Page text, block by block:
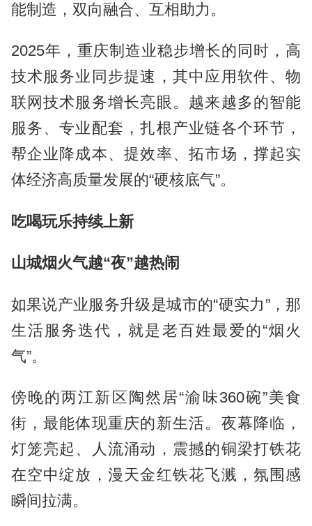
能制造，双向融合、互相助力。
2025年，重庆制造业稳步增长的同时，高
技术服务业同步提速，其中应用软件、物
联网技术服务增长亮眼。越来越多的智能
服务、专业配套，扎根产业链各个环节，
帮企业降成本、提效率、拓市场，撑起实
体经济高质量发展的“硬核底气”。
吃喝玩乐持续上新
山城烟火气越“夜”越热闹
如果说产业服务升级是城市的“硬实力”，那
生活服务迭代，就是老百姓最爱的“烟火
气”。
傍晚的两江新区陶然居“渝味360碗”美食
街，最能体现重庆的新生活。夜幕降临，
灯笼亮起、人流涌动，震撼的铜梁打铁花
在空中绽放，漫天金红铁花飞溅，氛围感
瞬间拉满。